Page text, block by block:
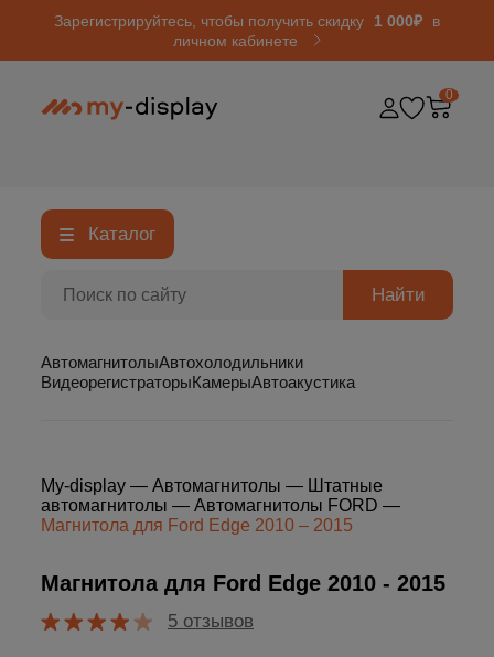
Зарегистрируйтесь, чтобы получить скидку 1 000₽
в
личном кабинете
0
Каталог
Найти
АвтомагнитолыАвтохолодильники
ВидеорегистраторыКамерыАвтоакустика
My-display — Автомагнитолы — Штатные
автомагнитолы — Автомагнитолы FORD —
Магнитола для Ford Edge 2010 – 2015
Магнитола для Ford Edge 2010 - 2015
5 отзывов